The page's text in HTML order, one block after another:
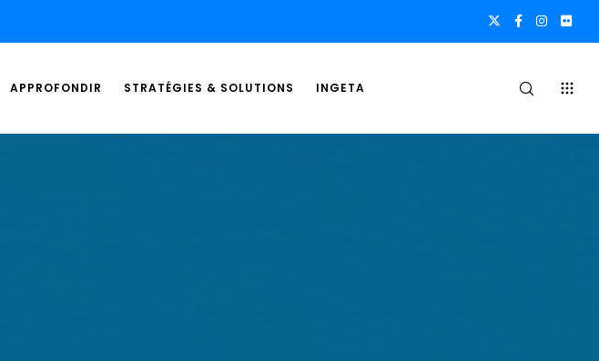
APPROFONDIR STRATÉGIES & SOLUTIONS INGETA